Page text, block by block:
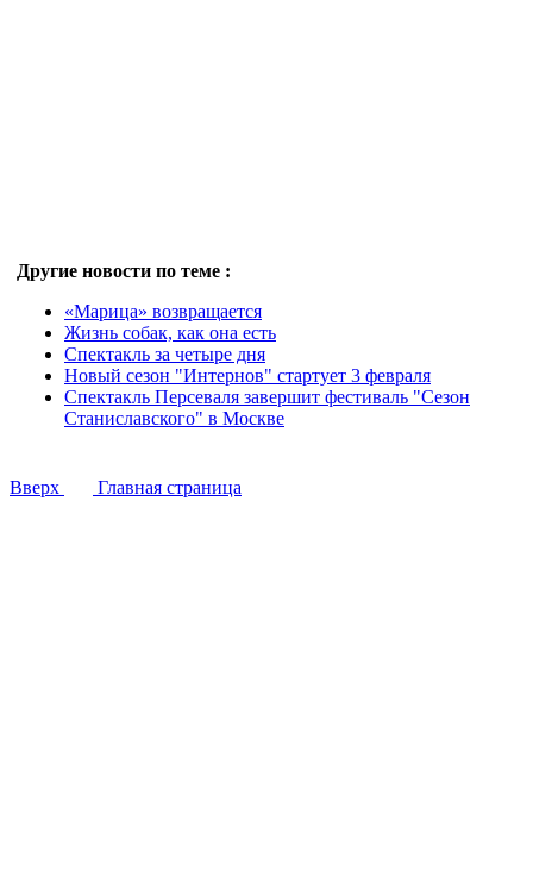
Другие новости по теме :
«Марица» возвращается
Жизнь собак, как она есть
Спектакль за четыре дня
Новый сезон "Интернов" стартует 3 февраля
Спектакль Персеваля завершит фестиваль "Сезон
Станиславского" в Москве
Вверх Главная страница